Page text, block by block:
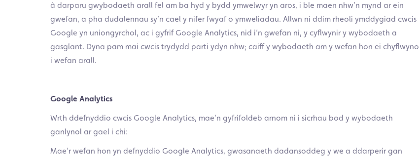
â darparu gwybodaeth arall fel am ba hyd y bydd ymwelwyr yn aros, i ble maen nhw’n mynd ar ein
gwefan, a pha dudalennau sy’n cael y nifer fwyaf o ymweliadau. Allwn ni ddim rheoli ymddygiad cwcis
Google yn uniongyrchol, ac i gyfrif Google Analytics, nid i’n gwefan ni, y cyflwynir y wybodaeth a
gasglant. Dyna pam mai cwcis trydydd parti ydyn nhw; caiff y wybodaeth am y wefan hon ei chyflwyno
i wefan arall.
Google Analytics
Wrth ddefnyddio cwcis Google Analytics, mae’n gyfrifoldeb arnom ni i sicrhau bod y wybodaeth
ganlynol ar gael i chi:
Mae’r wefan hon yn defnyddio Google Analytics, gwasanaeth dadansoddeg y we a ddarperir gan